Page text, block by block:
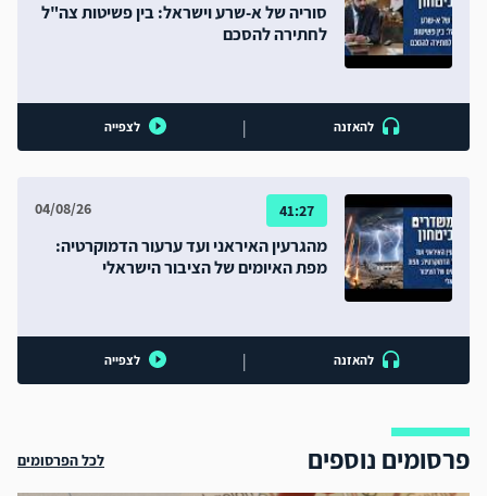
סוריה של א-שרע וישראל: בין פשיטות צה"ל
לחתירה להסכם
להאזנה | לצפייה
41:27
04/08/26
מהגרעין האיראני ועד ערעור הדמוקרטיה:
מפת האיומים של הציבור הישראלי
להאזנה | לצפייה
פרסומים נוספים לכל הפרסומים